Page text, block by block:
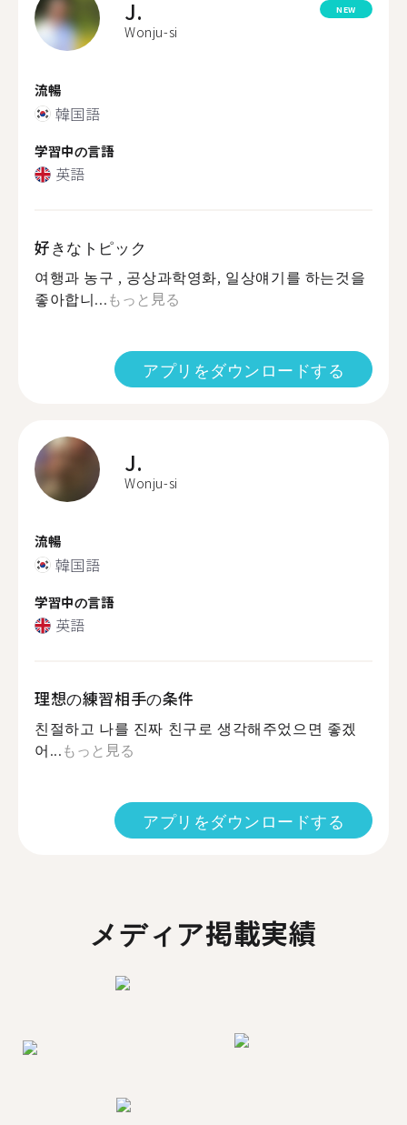
J.
Wonju-si
NEW
流暢
韓国語
学習中の言語
英語
好きなトピック
여행과 농구 , 공상과학영화, 일상얘기를 하는것을
좋아합니...もっと見る
アプリをダウンロードする
J.
Wonju-si
流暢
韓国語
学習中の言語
英語
理想の練習相手の条件
친절하고 나를 진짜 친구로 생각해주었으면 좋겠
어...もっと見る
アプリをダウンロードする
メディア掲載実績